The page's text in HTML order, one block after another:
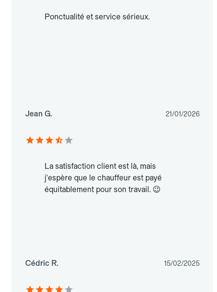
Ponctualité et service sérieux.
Jean G. 21/01/2026
La satisfaction client est là, mais
j'espère que le chauffeur est payé
équitablement pour son travail. 😉
Cédric R. 15/02/2025